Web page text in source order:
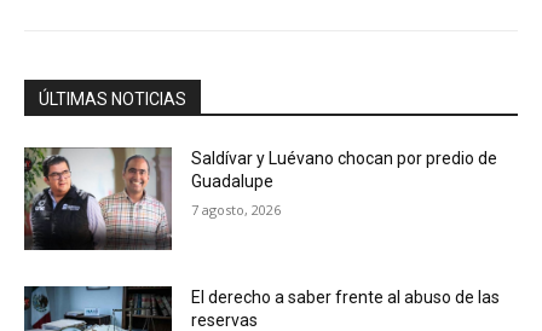
ÚLTIMAS NOTICIAS
Saldívar y Luévano chocan por predio de
Guadalupe
7 agosto, 2026
El derecho a saber frente al abuso de las
reservas